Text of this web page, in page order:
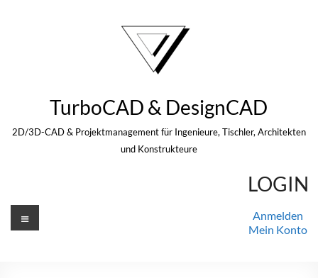
TurboCAD & DesignCAD
2D/3D-CAD & Projektmanagement für Ingenieure, Tischler, Architekten
und Konstrukteure
LOGIN
Anmelden
Mein Konto
Menü